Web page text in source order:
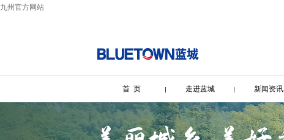
九州官方网站
首 页 走进蓝城 新闻资讯